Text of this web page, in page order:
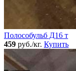
Полособульб Д16 т
459 руб./кг. Купить